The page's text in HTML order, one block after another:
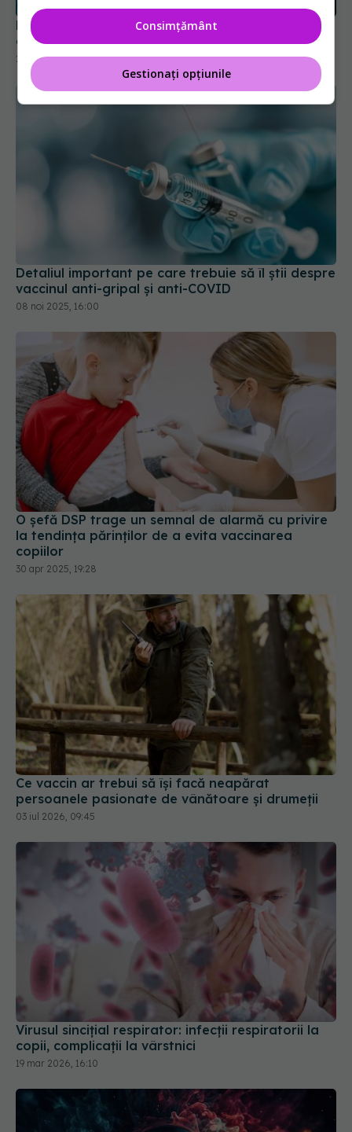
Moderna retrage aprobarea vaccinului combinat
gripă - COVID
23 mai 2025, 12:33
Detaliul important pe care trebuie să îl știi despre
vaccinul anti-gripal și anti-COVID
08 noi 2025, 16:00
O șefă DSP trage un semnal de alarmă cu privire
la tendinţa părinţilor de a evita vaccinarea
copiilor
30 apr 2025, 19:28
Ce vaccin ar trebui să își facă neapărat
persoanele pasionate de vânătoare și drumeții
03 iul 2026, 09:45
Virusul sincițial respirator: infecții respiratorii la
copii, complicații la vârstnici
19 mar 2026, 16:10
Consimțământ
Gestionați opțiunile